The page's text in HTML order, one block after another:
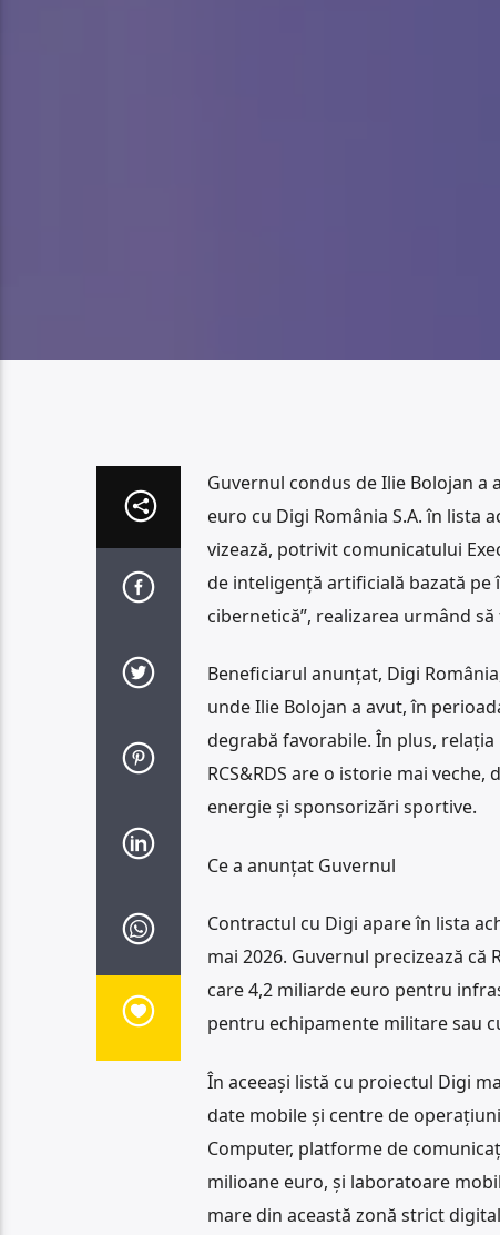
Guvernul condus de Ilie Bolojan
euro cu Digi România S.A. în lista
vizează, potrivit comunicatului
de inteligență artificială bazată
cibernetică”, realizarea urmând
Beneficiarul anunțat, Digi
unde Ilie Bolojan a avut, în
degrabă favorabile. În plus,
RCS&RDS are o istorie mai
energie și sponsorizări sportive.
Ce a anunțat Guvernul
Contractul cu Digi apare în lista
mai 2026. Guvernul precizează că
care 4,2 miliarde euro pentru
pentru echipamente militare sau
În aceeași listă cu proiectul Digi
date mobile și centre de
Computer, platforme de
milioane euro, și laboratoare
mare din această zonă strict